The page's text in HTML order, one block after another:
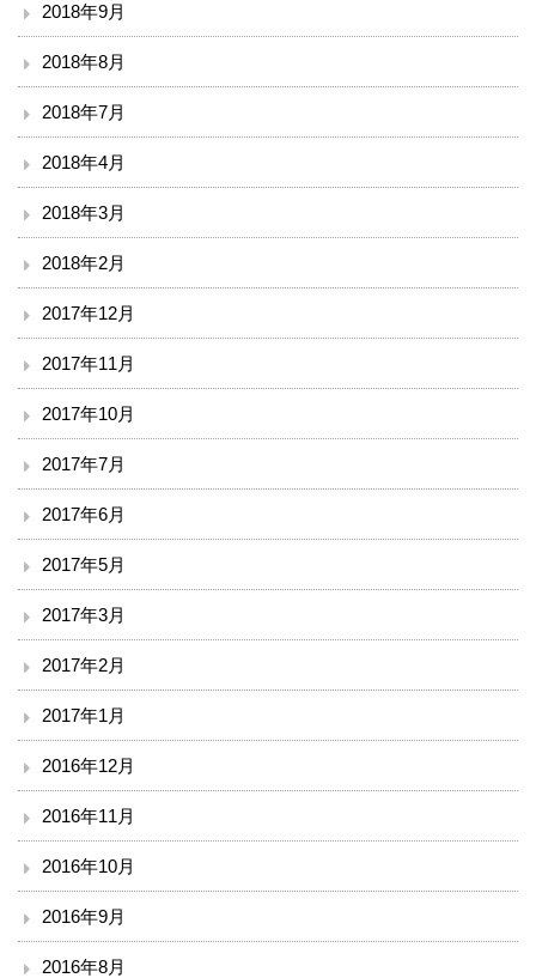
2018年9月
2018年8月
2018年7月
2018年4月
2018年3月
2018年2月
2017年12月
2017年11月
2017年10月
2017年7月
2017年6月
2017年5月
2017年3月
2017年2月
2017年1月
2016年12月
2016年11月
2016年10月
2016年9月
2016年8月